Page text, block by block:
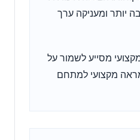
יותר ומעניקה ערך
מסייע לשמור על
מקצועי למתחם